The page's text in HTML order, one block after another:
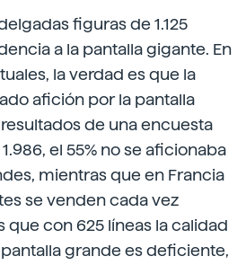
figuras de 1.125
a la pantalla gigante. En
la verdad es que la
afición por la pantalla
de una encuesta
el 55% no se aficionaba
mientras que en Francia
se venden cada vez
que con 625 líneas la calidad
grande es deficiente,